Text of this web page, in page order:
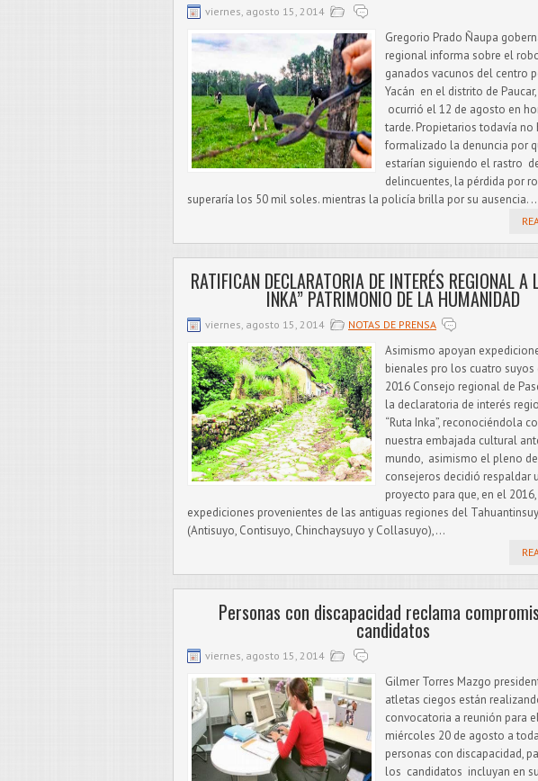
viernes, agosto 15, 2014
Gregorio Prado Ñaupa
regional informa sobre el
ganados vacunos del centro
Yacán en el distrito de
ocurrió el 12 de agosto en
tarde. Propietarios todavía no
formalizado la denuncia por
estarían siguiendo el rastro
delincuentes, la pérdida por
superaría los 50 mil soles. mientras la policía brilla por su ausencia.
RATIFICAN DECLARATORIA DE INTERÉS REGIONAL A
INKA” PATRIMONIO DE LA HUMANIDAD
viernes, agosto 15, 2014 NOTAS DE PRENSA
Asimismo apoyan
bienales pro los cuatro suyos
2016 Consejo regional de
la declaratoria de interés
“Ruta Inka”, reconociéndola
nuestra embajada cultural
mundo, asimismo el pleno de
consejeros decidió respaldar
proyecto para que, en el
expediciones provenientes de las antiguas regiones del
(Antisuyo, Contisuyo, Chinchaysuyo y Collasuyo),...
Personas con discapacidad reclama
candidatos
viernes, agosto 15, 2014
Gilmer Torres Mazgo
atletas ciegos están
convocatoria a reunión para
miércoles 20 de agosto a
personas con discapacidad,
los candidatos incluyan en